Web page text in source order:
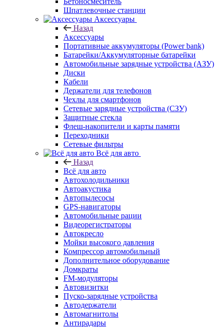
Шпатлевочные станции
Аксессуары
Назад
Аксессуары
Портативные аккумуляторы (Power bank)
Батарейки/Аккумуляторные батарейки
Автомобильные зарядные устройства (АЗУ)
Диски
Кабели
Держатели для телефонов
Чехлы для смартфонов
Сетевые зарядные устройства (СЗУ)
Защитные стекла
Флеш-накопители и карты памяти
Переходники
Сетевые фильтры
Всё для авто
Назад
Всё для авто
Автохолодильники
Автоакустика
Автопылесосы
GPS-навигаторы
Автомобильные рации
Видеорегистраторы
Автокресло
Мойки высокого давления
Компрессор автомобильный
Дополнительное оборудование
Домкраты
FM-модуляторы
Автовизитки
Пуско-зарядные устройства
Автодержатели
Автомагнитолы
Антирадары